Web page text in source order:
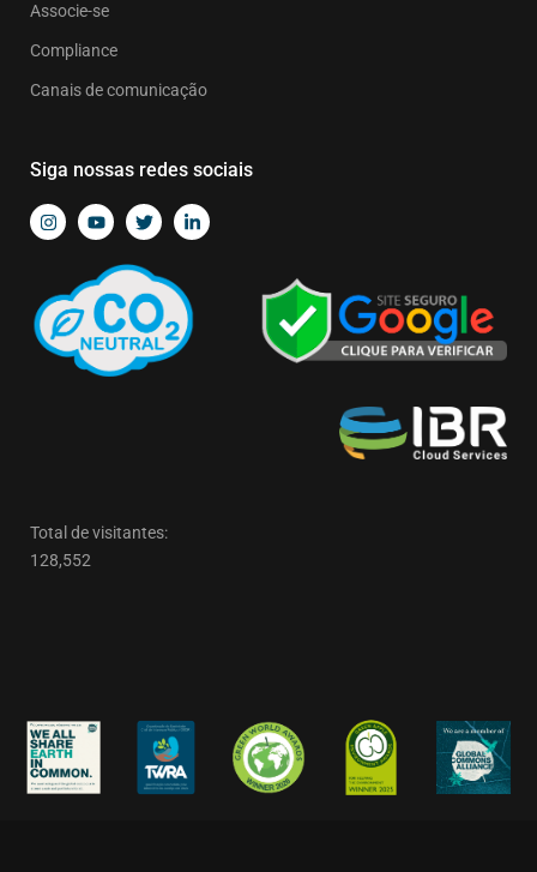
Associe-se
Compliance
Canais de comunicação
Siga nossas redes sociais
Total de visitantes:
128,552